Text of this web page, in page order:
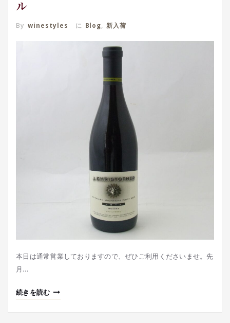
ル
By winestyles に Blog, 新入荷
本日は通常営業しておりますので、ぜひご利用くださいませ。先
月…
続きを読む